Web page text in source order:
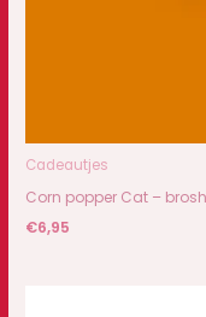
Cadeautjes
Corn popper Cat –
€6,95